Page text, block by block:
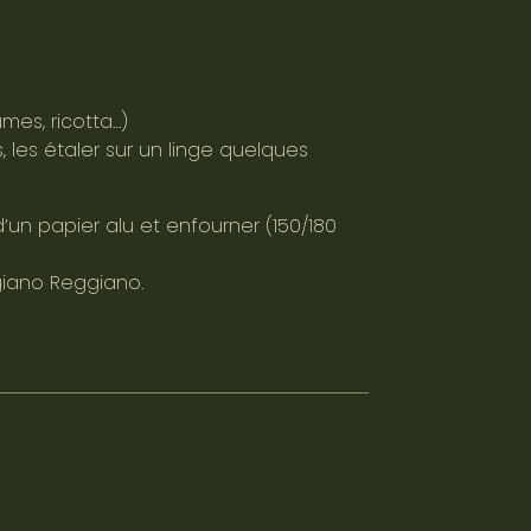
ricotta…)
les étaler sur un linge quelques
papier alu et enfourner (150/180
Reggiano.